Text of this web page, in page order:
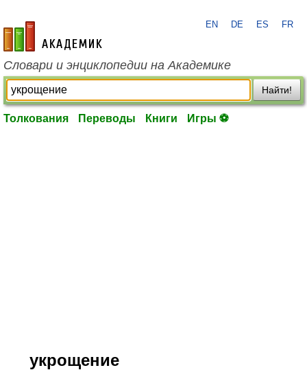
academic.ru
EN DE ES FR
Словари и энциклопедии на Академике
Найти!
Толкования Переводы Книги Игры ⚽
укрощение